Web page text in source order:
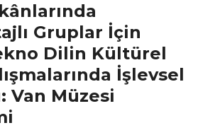
Gruplar İçin
Dilin Kültürel
İşlevsel
Van Müzesi